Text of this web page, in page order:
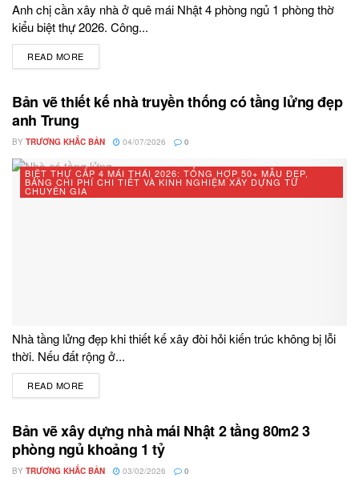
Anh chị cần xây nhà ở quê mái Nhật 4 phòng ngủ 1 phòng thờ
kiểu biệt thự 2026. Công...
READ MORE
Bản vẽ thiết kế nhà truyền thống có tầng lửng đẹp
anh Trung
BY TRƯƠNG KHẮC BẢN 04/07/2026 0
BIỆT THỰ CẤP 4 MÁI THÁI 2026: TỔNG HỢP 50+ MẪU ĐẸP,
BẢNG CHI PHÍ CHI TIẾT VÀ KINH NGHIỆM XÂY DỰNG TỪ
CHUYÊN GIA
Nhà tầng lửng đẹp khi thiết kế xây đòi hỏi kiến trúc không bị lỗi
thời. Nếu đất rộng ở...
READ MORE
Bản vẽ xây dựng nhà mái Nhật 2 tầng 80m2 3
phòng ngủ khoảng 1 tỷ
BY TRƯƠNG KHẮC BẢN 03/02/2026 0